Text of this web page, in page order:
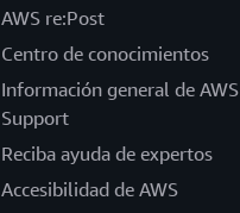
AWS re:Post
Centro de conocimientos
Información general de AWS
Support
Reciba ayuda de expertos
Accesibilidad de AWS